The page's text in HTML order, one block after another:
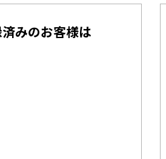
みのお客様は